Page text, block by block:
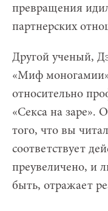
превращения
партнерских
Другой ученый,
«Миф
относительно
«Секса на заре».
того, что вы
соответствует
преувеличено, и
быть, отражает